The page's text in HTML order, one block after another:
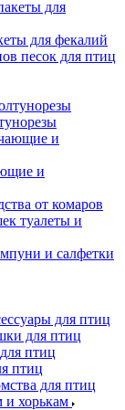
для фекалий
песок для птиц
и
от комаров
туалеты и
и салфетки
для птиц
для птиц
птиц
птиц
для птиц
и хорькам